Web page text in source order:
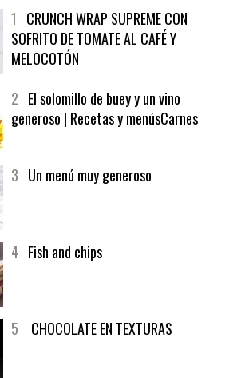
1CRUNCH WRAP SUPREME CON
SOFRITO DE TOMATE AL CAFÉ Y
MELOCOTÓN
2El solomillo de buey y un vino